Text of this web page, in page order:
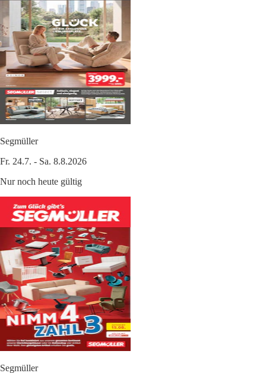
Segmüller
Fr. 24.7. - Sa. 8.8.2026
Nur noch heute gültig
Segmüller